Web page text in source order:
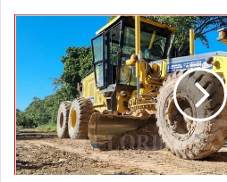
acompañar y apoyar a las
trabajo, recordemos que el
oficina ubicada en San Nicolás